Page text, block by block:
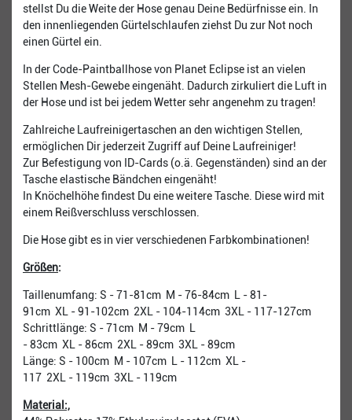
stellst Du die Weite der Hose genau Deine Bedürfnisse ein. In
den innenliegenden Gürtelschlaufen ziehst Du zur Not noch
einen Gürtel ein.
In der Code-Paintballhose von Planet Eclipse ist an vielen
Stellen Mesh-Gewebe eingenäht. Dadurch zirkuliert die Luft in
der Hose und ist bei jedem Wetter sehr angenehm zu tragen!
Zahlreiche Laufreinigertaschen an den wichtigen Stellen,
ermöglichen Dir jederzeit Zugriff auf Deine Laufreiniger!
Zur Befestigung von ID-Cards (o.ä. Gegenständen) sind an der
Tasche elastische Bändchen eingenäht!
In Knöchelhöhe findest Du eine weitere Tasche. Diese wird mit
einem Reißverschluss verschlossen.
Die Hose gibt es in vier verschiedenen Farbkombinationen!
Größen:
Taillenumfang: S - 71-81cm M - 76-84cm L - 81-
91cm XL - 91-102cm 2XL - 104-114cm 3XL - 117-127cm
Schrittlänge: S - 71cm M - 79cm L
- 83cm XL - 86cm 2XL - 89cm 3XL - 89cm
Länge: S - 100cm M - 107cm L - 112cm XL -
117 2XL - 119cm 3XL - 119cm
​Material:,